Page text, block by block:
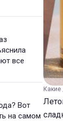
все
Вот
на самом